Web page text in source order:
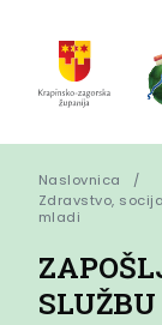
Naslovnica
Zdravstvo,
mladi
SLUŽBU